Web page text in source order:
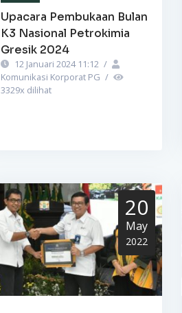
Upacara Pembukaan Bulan
K3 Nasional Petrokimia
Gresik 2024
12 Januari 2024 11:12 /
Komunikasi Korporat PG /
3329x dilihat
20
May
2022